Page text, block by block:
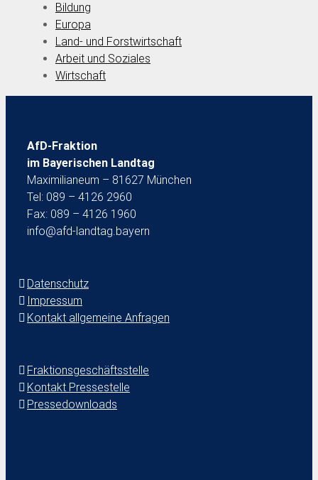
Bildung
Europa
Land- und Forstwirtschaft
Arbeit und Soziales
Wirtschaft
AfD-Fraktion
im Bayerischen Landtag
Maximilianeum – 81627 München
Tel: 089 – 4126 2960
Fax: 089 – 4126 1960
info@afd-landtag.bayern
Datenschutz
Impressum
Kontakt allgemeine Anfragen
Fraktionsgeschäftsstelle
Kontakt Pressestelle
Pressedownloads